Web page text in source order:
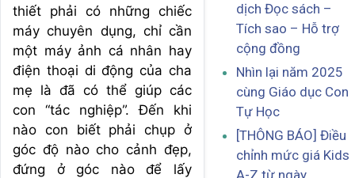
thiết phải có những chiếc
máy chuyên dụng, chỉ cần
một máy ảnh cá nhân hay
điện thoại di động của cha
mẹ là đã có thể giúp các
con “tác nghiệp”. Đến khi
nào con biết phải chụp ở
góc độ nào cho cảnh đẹp,
đứng ở góc nào để lấy
dịch Đọc sách –
Tích sao – Hỗ trợ
cộng đồng
Nhìn lại năm 2025
cùng Giáo dục Con
Tự Học
[THÔNG BÁO] Điều
chỉnh mức giá Kids